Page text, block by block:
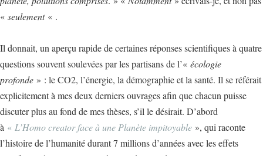
« seulement« .
Il donnait, un aperçu rapide de certaines réponses scientifiques à quatre
questions souvent soulevées par les partisans de l’« écologie
profonde » : le CO2, l’énergie, la démographie et la santé. Il se référait
explicitement à mes deux derniers ouvrages afin que chacun puisse
discuter plus au fond de mes thèses, s’il le désirait. D’abord
à « L’Homo creator face à une Planète impitoyable », qui raconte
l’histoire de l’humanité durant 7 millions d’années avec les effets